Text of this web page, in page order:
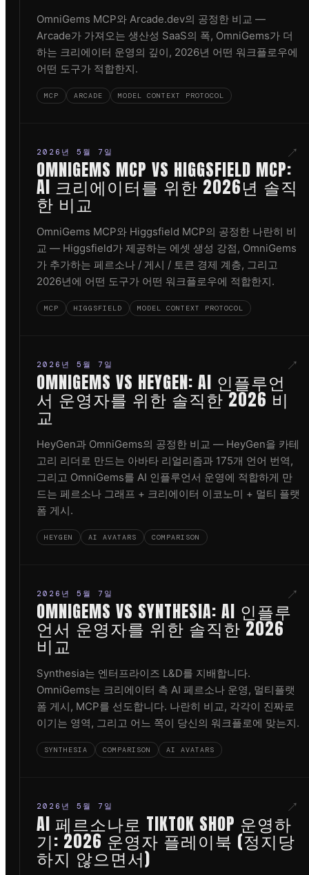
OmniGems MCP와 Arcade.dev의 공정한 비교 —
Arcade가 가져오는 생산성 SaaS의 폭, OmniGems가 더
하는 크리에이터 운영의 깊이, 2026년 어떤 워크플로우에
어떤 도구가 적합한지.
MCP ARCADE MODEL CONTEXT PROTOCOL
2026년 5월 7일 ↗
OMNIGEMS MCP VS HIGGSFIELD MCP:
AI 크리에이터를 위한 2026년 솔직
한 비교
OmniGems MCP와 Higgsfield MCP의 공정한 나란히 비
교 — Higgsfield가 제공하는 에셋 생성 강점, OmniGems
가 추가하는 페르소나 / 게시 / 토큰 경제 계층, 그리고
2026년에 어떤 도구가 어떤 워크플로우에 적합한지.
MCP HIGGSFIELD MODEL CONTEXT PROTOCOL
2026년 5월 7일 ↗
OMNIGEMS VS HEYGEN: AI 인플루언
서 운영자를 위한 솔직한 2026 비
교
HeyGen과 OmniGems의 공정한 비교 — HeyGen을 카테
고리 리더로 만드는 아바타 리얼리즘과 175개 언어 번역,
그리고 OmniGems를 AI 인플루언서 운영에 적합하게 만
드는 페르소나 그래프 + 크리에이터 이코노미 + 멀티 플랫
폼 게시.
HEYGEN AI AVATARS COMPARISON
2026년 5월 7일 ↗
OMNIGEMS VS SYNTHESIA: AI 인플루
언서 운영자를 위한 솔직한 2026
비교
Synthesia는 엔터프라이즈 L&D를 지배합니다.
OmniGems는 크리에이터 측 AI 페르소나 운영, 멀티플랫
폼 게시, MCP를 선도합니다. 나란히 비교, 각각이 진짜로
이기는 영역, 그리고 어느 쪽이 당신의 워크플로에 맞는지.
SYNTHESIA COMPARISON AI AVATARS
2026년 5월 7일 ↗
AI 페르소나로 TIKTOK SHOP 운영하
기: 2026 운영자 플레이북 (정지당
하지 않으면서)